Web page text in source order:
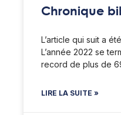
Chronique
L’article qui suit a
L’année 2022 se
record de plus de
LIRE LA SUITE »